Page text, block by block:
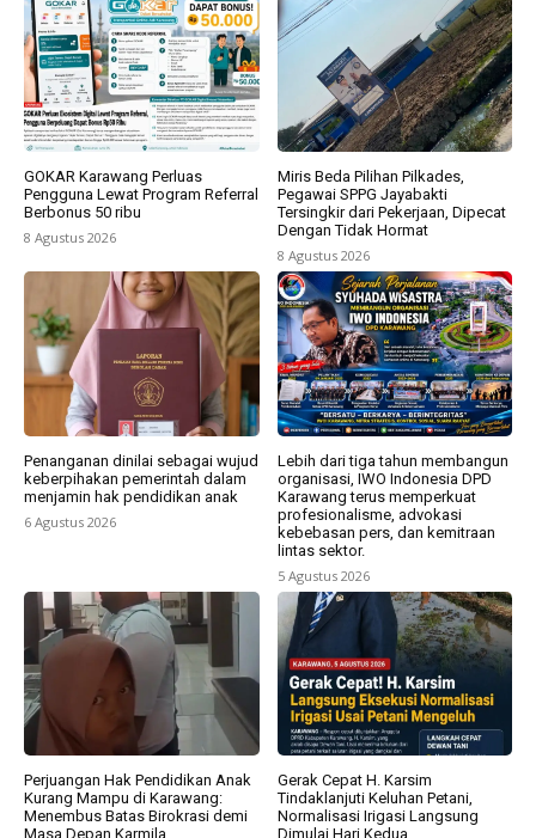
GOKAR Karawang Perluas
Pengguna Lewat Program Referral
Berbonus 50 ribu
8 Agustus 2026
Miris Beda Pilihan Pilkades,
Pegawai SPPG Jayabakti
Tersingkir dari Pekerjaan, Dipecat
Dengan Tidak Hormat
8 Agustus 2026
Penanganan dinilai sebagai wujud
keberpihakan pemerintah dalam
menjamin hak pendidikan anak
6 Agustus 2026
Lebih dari tiga tahun membangun
organisasi, IWO Indonesia DPD
Karawang terus memperkuat
profesionalisme, advokasi
kebebasan pers, dan kemitraan
lintas sektor.
5 Agustus 2026
Perjuangan Hak Pendidikan Anak
Kurang Mampu di Karawang:
Menembus Batas Birokrasi demi
Masa Depan Karmila
Gerak Cepat H. Karsim
Tindaklanjuti Keluhan Petani,
Normalisasi Irigasi Langsung
Dimulai Hari Kedua